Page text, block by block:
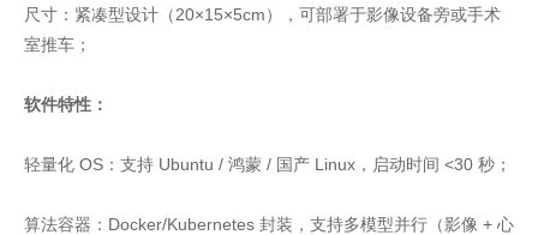
尺寸：紧凑型设计（20×15×5cm），可部署于影像设备旁或手术
室推车；
软件特性：
轻量化 OS：支持 Ubuntu / 鸿蒙 / 国产 Linux，启动时间 <30 秒；
算法容器：Docker/Kubernetes 封装，支持多模型并行（影像 + 心